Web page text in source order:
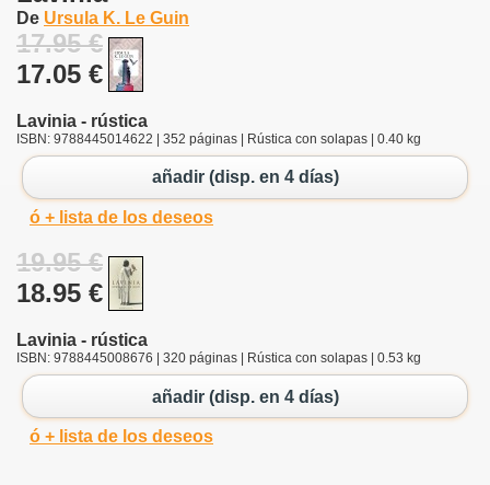
De Ursula K. Le Guin
17.95 €
17.05 €
Lavinia - rústica
ISBN: 9788445014622 | 352 páginas | Rústica con solapas | 0.40 kg
añadir (disp. en 4 días)
ó + lista de los deseos
19.95 €
18.95 €
Lavinia - rústica
ISBN: 9788445008676 | 320 páginas | Rústica con solapas | 0.53 kg
añadir (disp. en 4 días)
ó + lista de los deseos